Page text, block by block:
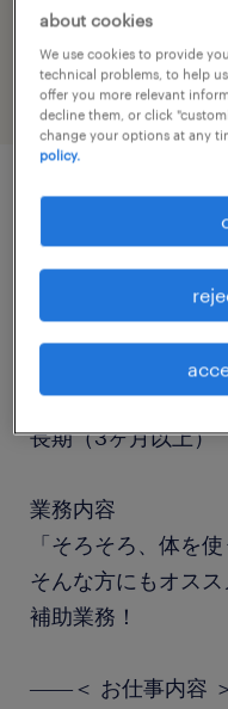
job category
engineering
設備管理・マシン
勤務期間
長期（3ヶ月以上）
業務内容
「そろそろ、体を
そんな方にもオス
補助業務！
――＜ お仕事内容
about cookies
We use cookies to provide
technical problems, to help
offer you more relevant
decline them, or click
change your options at any
policy.